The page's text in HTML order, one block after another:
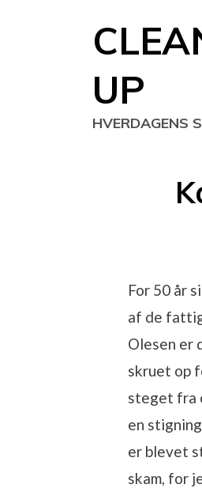
UP
HVERDAGENS
For 50 år
af de
Olesen er
skruet op
steget fra
en
er blevet
skam, for